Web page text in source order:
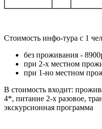
Стоимость инфо-тура с 1
без проживания -
при 2-х местном
при 1-но местном
В стоимость входит:
4*, питание 2-х разовое,
экскурсионная программа